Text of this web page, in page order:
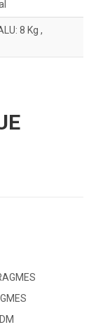
8 Kg ,